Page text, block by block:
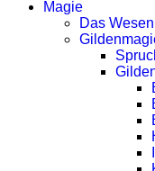
Magie
Das